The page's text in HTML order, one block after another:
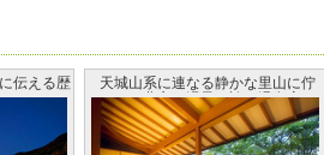
伝える歴
天城山系に連なる静かな里山に佇
む、豊富な湯量を誇る温泉宿